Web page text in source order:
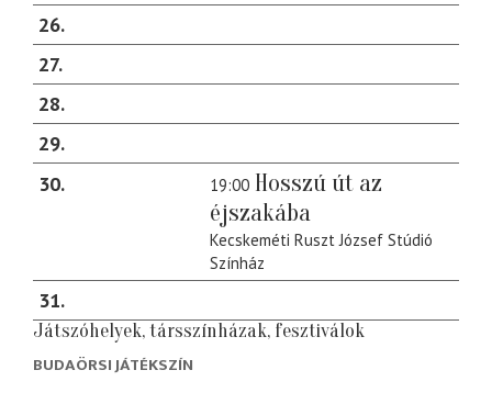
26
27
28
29
30
19:00 Hosszú út az
éjszakába
Kecskeméti Ruszt József Stúdió
Színház
31
Játszóhelyek, társszínházak, fesztiválok
BUDAÖRSI JÁTÉKSZÍN